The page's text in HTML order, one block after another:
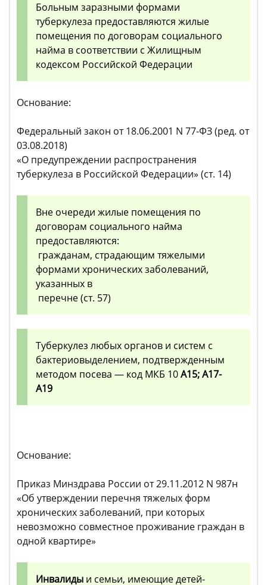
Больным заразными формами
туберкулеза предоставляются жилые
помещения по договорам социального
найма в соответствии с Жилищным
кодексом Российской Федерации
Основание:
Федеральный закон от 18.06.2001 N 77-ФЗ (ред. от
03.08.2018)
«О предупреждении распространения
туберкулеза в Российской Федерации» (ст. 14)
Вне очереди жилые помещения по
договорам социального найма
предоставляются:
гражданам, страдающим тяжелыми
формами хронических заболеваний,
указанных в
перечне (ст. 57)
Туберкулез любых органов и систем с
бактериовыделением, подтвержденным
методом посева — код МКБ 10А15; А17-
А19
Основание:
Приказ Минздрава России от 29.11.2012 N 987н
«Об утверждении перечня тяжелых форм
хронических заболеваний, при которых
невозможно совместное проживание граждан в
одной квартире»
Инвалиды и семьи, имеющие детей-